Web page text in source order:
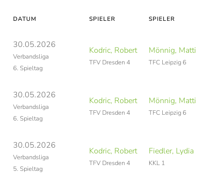
DATUM SPIELER SPIELER
30.05.2026
Verbandsliga
6. Spieltag
Kodric, Robert
TFV Dresden 4
Mönnig, Matti
TFC Leipzig 6
30.05.2026
Verbandsliga
6. Spieltag
Kodric, Robert
TFV Dresden 4
Mönnig, Matti
TFC Leipzig 6
30.05.2026
Verbandsliga
5. Spieltag
Kodric, Robert
TFV Dresden 4
Fiedler, Lydia
KKL 1